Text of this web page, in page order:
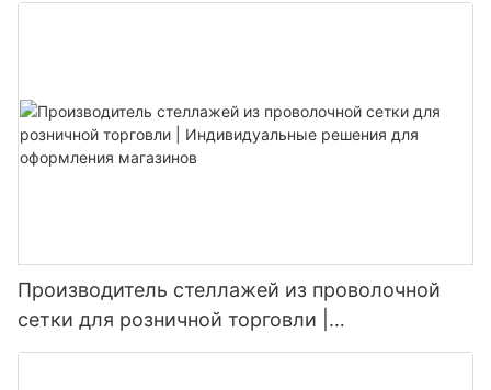
Производитель стеллажей из проволочной
сетки для розничной торговли |
Индивидуальные решения для оформления